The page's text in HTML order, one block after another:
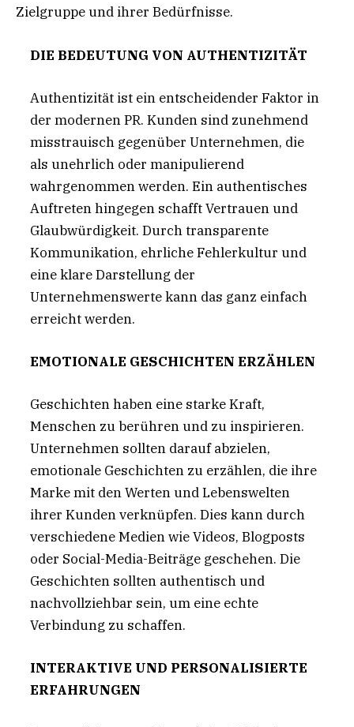
Zielgruppe und ihrer Bedürfnisse.
DIE BEDEUTUNG VON AUTHENTIZITÄT
Authentizität ist ein entscheidender Faktor in
der modernen PR. Kunden sind zunehmend
misstrauisch gegenüber Unternehmen, die
als unehrlich oder manipulierend
wahrgenommen werden. Ein authentisches
Auftreten hingegen schafft Vertrauen und
Glaubwürdigkeit. Durch transparente
Kommunikation, ehrliche Fehlerkultur und
eine klare Darstellung der
Unternehmenswerte kann das ganz einfach
erreicht werden.
EMOTIONALE GESCHICHTEN ERZÄHLEN
Geschichten haben eine starke Kraft,
Menschen zu berühren und zu inspirieren.
Unternehmen sollten darauf abzielen,
emotionale Geschichten zu erzählen, die ihre
Marke mit den Werten und Lebenswelten
ihrer Kunden verknüpfen. Dies kann durch
verschiedene Medien wie Videos, Blogposts
oder Social-Media-Beiträge geschehen. Die
Geschichten sollten authentisch und
nachvollziehbar sein, um eine echte
Verbindung zu schaffen.
INTERAKTIVE UND PERSONALISIERTE
ERFAHRUNGEN